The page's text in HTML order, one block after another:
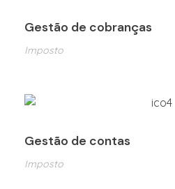
Gestão de cobranças
Imposto
Gestão de contas
Imposto